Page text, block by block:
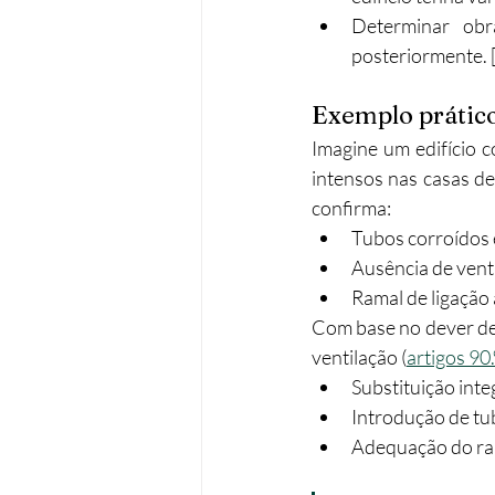
Determinar
posteriormente. [
Exemplo
Imagine um edifício
intensos nas casas
confirma:
Tubos corroídos
Ausência de
Ramal de
Com base no dever
ventilação (artigos
Substituição
Introdução de
Adequação do